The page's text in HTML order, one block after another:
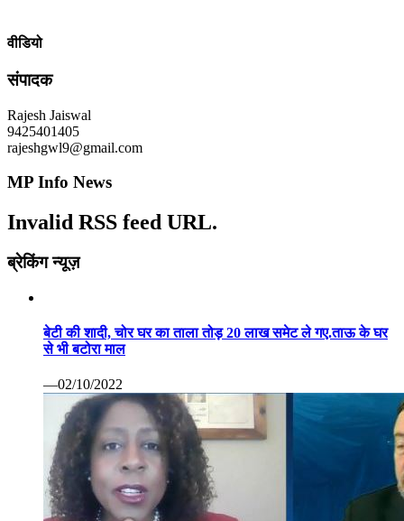
वीडियो
संपादक
Rajesh Jaiswal
9425401405
rajeshgwl9@gmail.com
MP Info News
Invalid RSS feed URL.
ब्रेकिंग न्यूज़
बेटी की शादी, चोर घर का ताला तोड़ 20 लाख समेट ले गए.ताऊ के घर
से भी बटोरा माल
—02/10/2022